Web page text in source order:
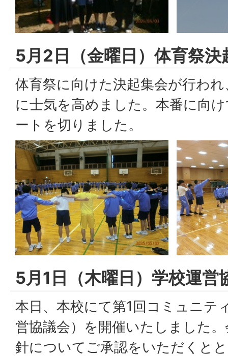
5月2日（金曜日）体育祭決
体育祭に向けた決起集会が行わ
に士気を高めました。本番に向
ートを切りました。
5月1日（木曜日）学校運営
本日、本校にて第1回コミュニテ
営協議会）を開催いたしました
針についてご承認をいただくと